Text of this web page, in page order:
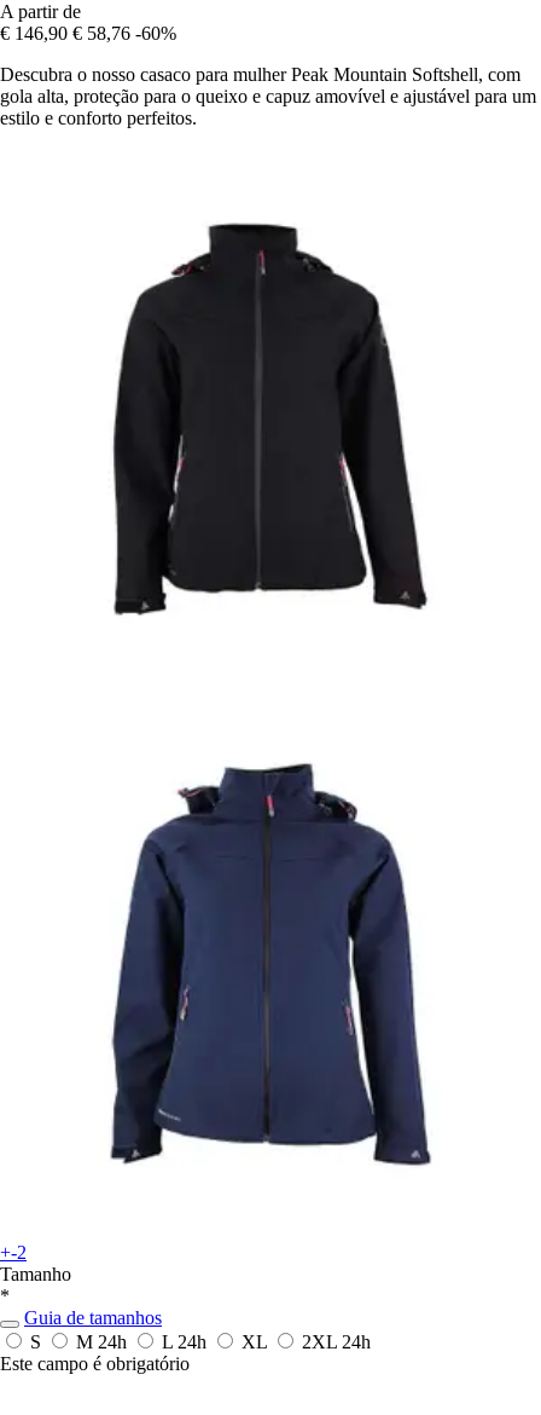
A partir de
€ 146,90 € 58,76 -60%
Descubra o nosso casaco para mulher Peak Mountain Softshell, com
gola alta, proteção para o queixo e capuz amovível e ajustável para um
estilo e conforto perfeitos.
+-2
Tamanho
*
Guia de tamanhos
S
M 24h L 24h XL 2XL 24h
Este campo é obrigatório